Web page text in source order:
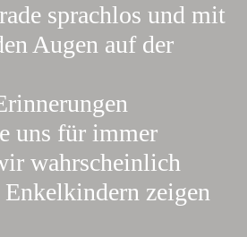
sprachlos und mit
Augen auf der
uns für immer
wahrscheinlich
Enkelkindern zeigen